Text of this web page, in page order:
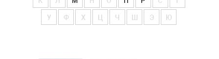
У Ф Х Ч Э Ю